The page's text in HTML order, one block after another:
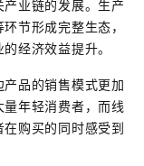
业链的发展。生产
节形成完整生态，
经济效益提升。
品的销售模式更加
年轻消费者，而线
购买的同时感受到